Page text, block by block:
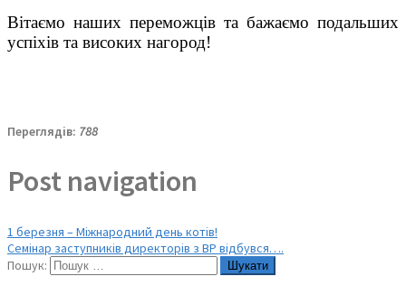
Вітаємо наших переможців та бажаємо подальших
успіхів та високих нагород!
Переглядів: 788
Post navigation
1 березня – Міжнародний день котів!
Семінар заступників директорів з ВР відбувся….
Пошук: